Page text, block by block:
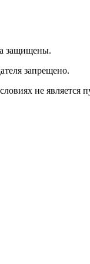
защищены.
запрещено.
не